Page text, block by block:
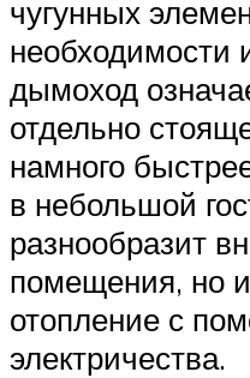
чугунных
необходимости
дымоход
отдельно
намного
в небольшой
разнообразит
помещения, но
отопление с
электричества.